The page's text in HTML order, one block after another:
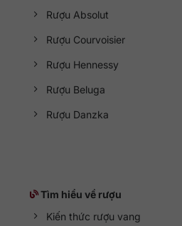
Rượu Absolut
Rượu Courvoisier
Rượu Hennessy
Rượu Beluga
Rượu Danzka
Tìm hiểu về rượu
Kiến thức rượu vang